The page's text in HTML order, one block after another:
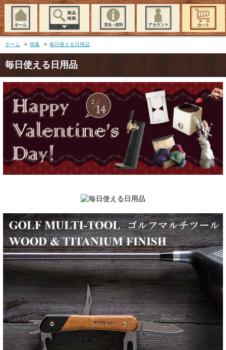
ホーム > 特集 > 毎日使える日用品
毎日使える日用品